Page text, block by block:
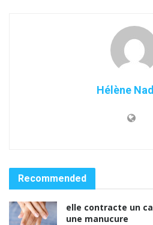
Hélène
Recommended
elle contracte un
une manucure